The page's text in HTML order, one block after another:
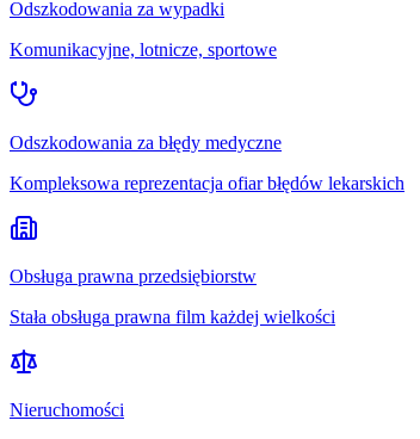
Odszkodowania za wypadki
Komunikacyjne, lotnicze, sportowe
Odszkodowania za błędy medyczne
Kompleksowa reprezentacja ofiar błędów lekarskich
Obsługa prawna przedsiębiorstw
Stała obsługa prawna film każdej wielkości
Nieruchomości